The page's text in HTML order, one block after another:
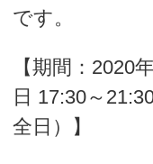
です。
【期間：2020
日 17:30～
全日）】